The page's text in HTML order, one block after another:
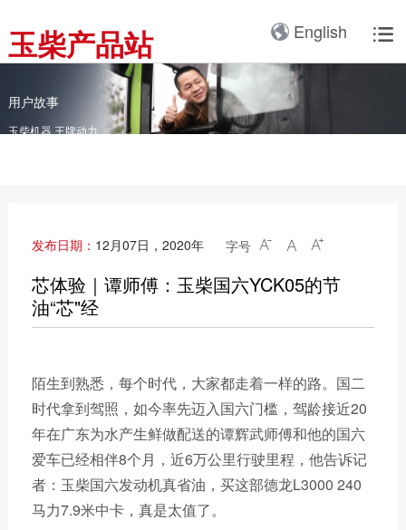
玉柴产品站 
English
产品与解决方案
卡车动力
客车动力
工程机械动力
新能源动力
工业动力
整车
发电系统
产品3D展厅
全球服务支持
全球服务网络
服务理念
玉柴已在全球拥有完善服
销售大区、18个通机大
区驻外销售大区、13个
船电驻外营销中心、5个
玉柴芯蓝驻外销售大区、
31个服务与后市场驻外
市场部、6400多家服务
站、6000多家配件销售
全球服务网络
海外服务网络
服务理念
服务理念与服务承诺
服务政策
我们的公司
关于我们
研发实力
司始建于1951年，是一
家以动力系统为圆心、实
施同心多元化发展的国有
大型企业集团。公司旗下
及发动机制造及其产业
链、物流及供应链服务，
新能源产业及相关服务等
三大产业板块，在广西、
广东、江苏、安徽、湖
北、重庆、辽宁等地均有
用户故事
玉柴机器 王牌动力
发布日期： 12月07日，2020年 字号   
芯体验｜谭师傅：玉柴国六YCK05的节
油“芯"经
陌生到熟悉，每个时代，大家都走着一样的路。国二
时代拿到驾照，如今率先迈入国六门槛，驾龄接近20
年在广东为水产生鲜做配送的谭辉武师傅和他的国六
爱车已经相伴8个月，近6万公里行驶里程，他告诉记
者：玉柴国六发动机真省油，买这部德龙L3000 240
马力7.9米中卡，真是太值了。